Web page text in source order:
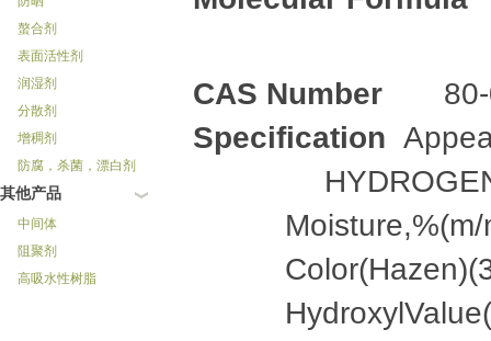
螯合剂
表面活性剂
润湿剂
分散剂
增稠剂
防腐，杀菌，漂白剂
其他产品
中间体
阻聚剂
高吸水性树脂
CAS Number 80-
Specification
Moisture,%(m/